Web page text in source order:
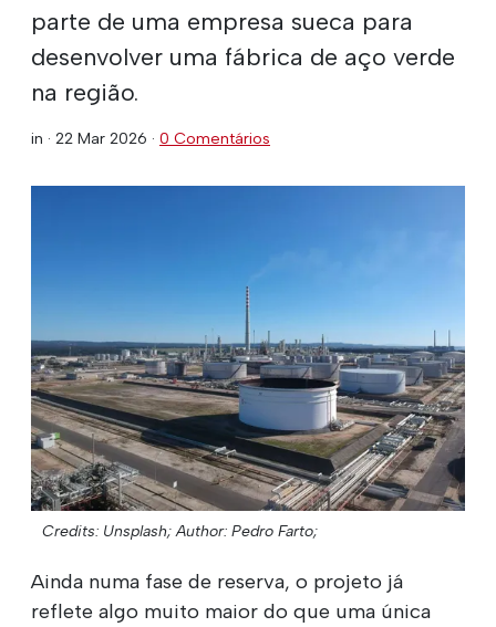
parte de uma empresa sueca para
desenvolver uma fábrica de aço verde
na região.
in · 22 Mar 2026 · 0 Comentários
Credits: Unsplash; Author: Pedro Farto;
Ainda numa fase de reserva, o projeto já
reflete algo muito maior do que uma única